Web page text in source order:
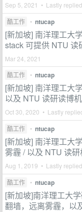
Sep 5, 2021 • Lastly
酷工作 • ntucap
[新加坡] 南洋理工大
stack 可提供 NTU 读
Mar 24, 2021
酷工作
• ntucap
[新加坡] 南洋理工大
以及 NTU 读研读博
Oct 30, 2020 • Lastly
酷工作 • ntucap
[新加坡] 南洋理工大
雾霾 / 以及 NTU 读研
Aug 1, 2019 • Lastly
酷工作 • ntucap
[新加坡]南洋理工大
翻墙，远离雾霾，以